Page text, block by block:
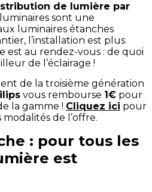
de lumière par
luminaires sont une
luminaires étanches
l’installation est plus
est au rendez-vous : de quoi
de l’éclairage !
de la troisième génération
vous rembourse 1€ pour
la gamme ! Cliquez ici pour
de l’offre.
: pour tous les
est